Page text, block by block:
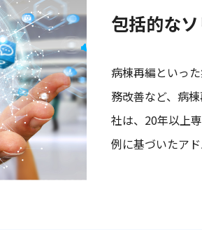
包括的な
病棟再編といっ
務改善など、病
社は、20年以上
例に基づいたア